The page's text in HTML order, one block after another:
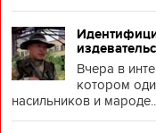
Вчера в
котором
насильников и